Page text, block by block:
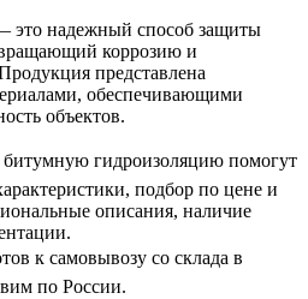
это надежный способ защиты
коррозию и
представлена
обеспечивающими
объектов.
гидроизоляцию помогут
подбор по цене и
описания, наличие
к самовывозу со склада в
по России.